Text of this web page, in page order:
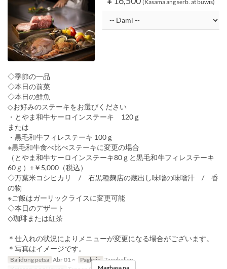
(Kasama ang serb. at buwis)
◇季節の一品
◇本日の前菜
◇本日の鮮魚
◇お好みのステーキをお選びください
・とやま和牛サーロインステーキ 120ｇ
または
・黒毛和牛フィレステーキ 100ｇ
※黒毛和牛食べ比べステーキに変更の場合
（とやま和牛サーロインステーキ80ｇと黒毛和牛フィレステーキ
60ｇ）+￥5,000（税込）
◇万葉米コシヒカリ / 石黒種麹店の蔵出し味噌の味噌汁 / 香
の物
※ご飯はガーリックライスに変更可能
◇本日のデザート
◇珈琲または紅茶
＊仕入れの状況によりメニューが変更になる場合がございます。
＊写真はイメージです。
Balidong petsa Abr 01 ~ Pagkain Tanghalian